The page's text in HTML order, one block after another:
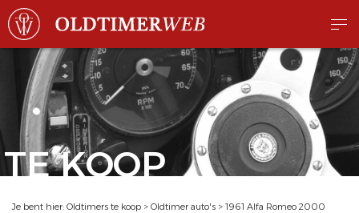
TE KOOP
Je bent hier: Oldtimers te koop > Oldtimer auto's > 1961 Alfa Romeo 2000